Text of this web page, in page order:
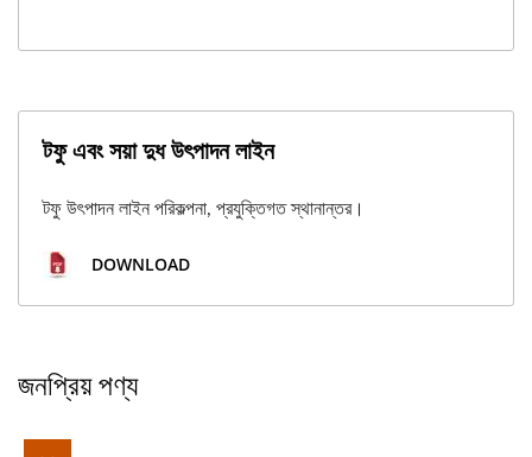
টফু এবং সয়া দুধ উৎপাদন লাইন
টফু উৎপাদন লাইন পরিকল্পনা, প্রযুক্তিগত স্থানান্তর।
DOWNLOAD
জনপ্রিয় পণ্য